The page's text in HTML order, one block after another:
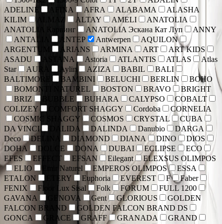
ADELINE
AFINA AFRA ALABAMA
ALASHA
KILIM
ALMAZ ALTAY AMELI
ANATOLIA
ANATOLIA Карвинг
ANATOLIA Эскана Кат Луп
ANNY
ANTALIA
ANTEP Antwerpen
AQUILON
ARGENTUM
ARIANS ARMINA ART
ART KIDS
ASADU
ASTANA Astoria ATLANTIS ATLAS
Atlas
Star
AURA Aylin AZIZA BABIL
BALI
BALTIMORE
BAMBINI BELUCHI BERLIN
BOHO
BOMONTI NATUREL
BOSTON BRAVO
BRIGHT
BRIZ
BUBBLE BUHARA CALYPSO
COBALT
COLIZEY
COMFORT SHAGGY Cordoba
CORNELIA
COSMIC SHAGGY
COSMOS CRYSTAL
CUBA
DA VINCI
DALIDA DALINDA Danubio
DARGA
Deco
DELINA DIAMOND DIANA DINO
DIOS
DOHA
DOLCE DONA DUBAI ECLIPSE
ECO
EFES
EFFECT EFSAN Eilegant
ELEXSUS OLIMPOS
ELIO
Emir Naturel EMPEROS OLIMPOS
ESSA
ETALON
ETERY Euphoria EVEREST F
Faber
FENIX
Floor Lux Sisal Folk FORUM
FULL 1200
GAVANA
GENOVA Gent GLORIOUS
GOLDEN
FALCON BRAND
GOLDEN FALCON BRAND DS
GONCA
GRACE GRAFF GRANADA
GRAND